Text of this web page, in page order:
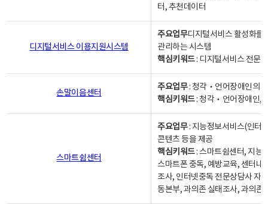
터, 추천데이터
디지털서비스 이용지원시스템
주요업무디지털서비스 활성화를
관리하는 시스템
핵심키워드: 디지털서비스 전문
손말이음센터
주요업무: 청각‧언어장애인의
핵심키워드: 청각‧언어장애인,
스마트쉼센터
주요업무: 지능정보서비스(인터
콘텐츠 등을 제공
핵심키워드: 스마트쉼센터, 지능
스마트폰 중독, 예방교육, 센터내
조사, 인터넷중독 전문상담사 자
동본부, 과의존 실태조사, 과의존